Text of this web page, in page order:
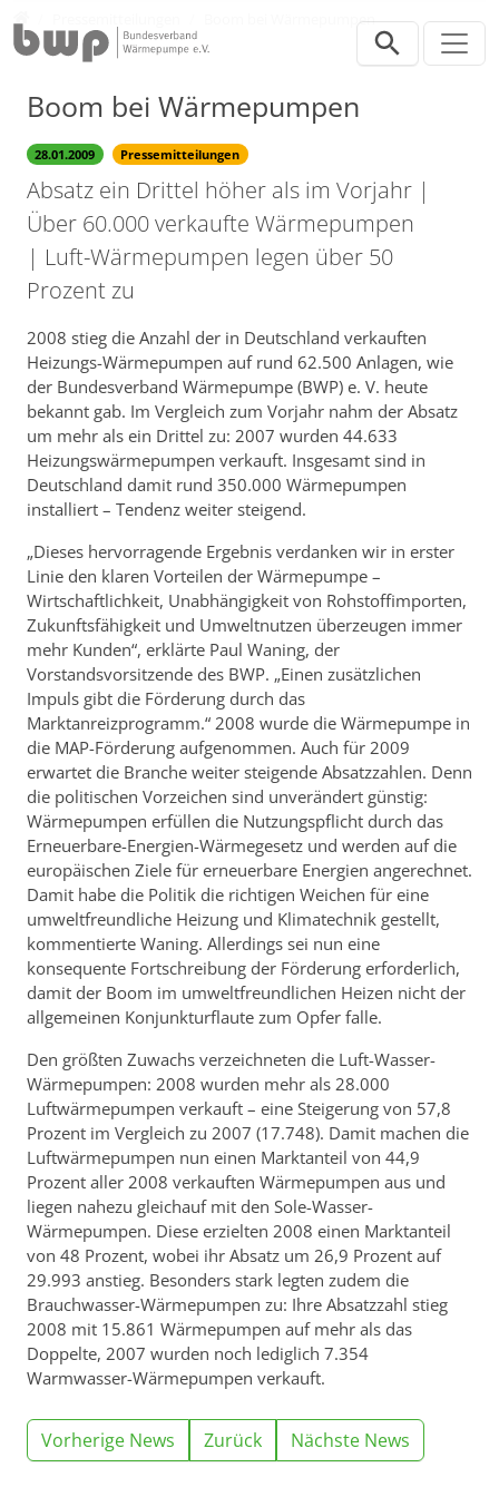
Boom bei Wärmepumpen
Boom bei Wärmepumpen
28.01.2009 Pressemitteilungen
Absatz ein Drittel höher als im Vorjahr |
Über 60.000 verkaufte Wärmepumpen
| Luft-Wärmepumpen legen über 50
Prozent zu
2008 stieg die Anzahl der in Deutschland verkauften
Heizungs-Wärmepumpen auf rund 62.500 Anlagen, wie
der Bundesverband Wärmepumpe (BWP) e. V. heute
bekannt gab. Im Vergleich zum Vorjahr nahm der Absatz
um mehr als ein Drittel zu: 2007 wurden 44.633
Heizungswärmepumpen verkauft. Insgesamt sind in
Deutschland damit rund 350.000 Wärmepumpen
installiert – Tendenz weiter steigend.
„Dieses hervorragende Ergebnis verdanken wir in erster
Linie den klaren Vorteilen der Wärmepumpe –
Wirtschaftlichkeit, Unabhängigkeit von Rohstoffimporten,
Zukunftsfähigkeit und Umweltnutzen überzeugen immer
mehr Kunden“, erklärte Paul Waning, der
Vorstandsvorsitzende des BWP. „Einen zusätzlichen
Impuls gibt die Förderung durch das
Marktanreizprogramm.“ 2008 wurde die Wärmepumpe in
die MAP-Förderung aufgenommen. Auch für 2009
erwartet die Branche weiter steigende Absatzzahlen. Denn
die politischen Vorzeichen sind unverändert günstig:
Wärmepumpen erfüllen die Nutzungspflicht durch das
Erneuerbare-Energien-Wärmegesetz und werden auf die
europäischen Ziele für erneuerbare Energien angerechnet.
Damit habe die Politik die richtigen Weichen für eine
umweltfreundliche Heizung und Klimatechnik gestellt,
kommentierte Waning. Allerdings sei nun eine
konsequente Fortschreibung der Förderung erforderlich,
damit der Boom im umweltfreundlichen Heizen nicht der
allgemeinen Konjunkturflaute zum Opfer falle.
Den größten Zuwachs verzeichneten die Luft-Wasser-
Wärmepumpen: 2008 wurden mehr als 28.000
Luftwärme­pumpen verkauft – eine Steigerung von 57,8
Prozent im Vergleich zu 2007 (17.748). Damit machen die
Luft­wärmepumpen nun einen Marktanteil von 44,9
Prozent aller 2008 verkauften Wärmepumpen aus und
liegen nahezu gleichauf mit den Sole-Wasser-
Wärmepumpen. Diese erzielten 2008 einen Marktanteil
von 48 Prozent, wobei ihr Absatz um 26,9 Prozent auf
29.993 anstieg. Besonders stark legten zudem die
Brauch­wasser-Wärmepumpen zu: Ihre Absatzzahl stieg
2008 mit 15.861 Wärmepumpen auf mehr als das
Doppelte, 2007 wurden noch lediglich 7.354
Warmwasser-Wärmepumpen verkauft.
Vorherige News Zurück Nächste News